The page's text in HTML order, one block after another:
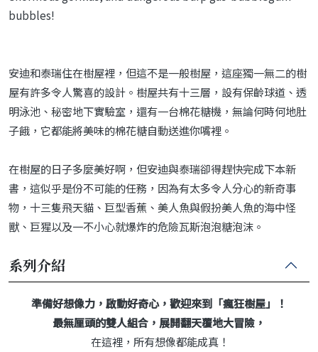
bubbles!
安迪和泰瑞住在樹屋裡，但這不是一般樹屋，這座獨一無二的樹
屋有許多令人驚喜的設計。樹屋共有十三層，設有保齡球道、透
明泳池、秘密地下實驗室，還有一台棉花糖機，無論何時何地肚
子餓，它都能將美味的棉花糖自動送進你嘴裡。
在樹屋的日子多麼美好啊，但安迪與泰瑞卻得趕快完成下本新
書，這似乎是份不可能的任務，因為有太多令人分心的新奇事
物，十三隻飛天貓、巨型香蕉、美人魚與假扮美人魚的海中怪
獸、巨猩以及一不小心就爆炸的危險瓦斯泡泡糖泡沫。
系列介紹
準備好想像力，啟動好奇心，歡迎來到「瘋狂樹屋」！
最無厘頭的雙人組合，展開翻天覆地大冒險，
在這裡，所有想像都能成真！